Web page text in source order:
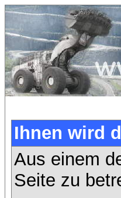
Ihnen wird
Aus einem
Seite zu